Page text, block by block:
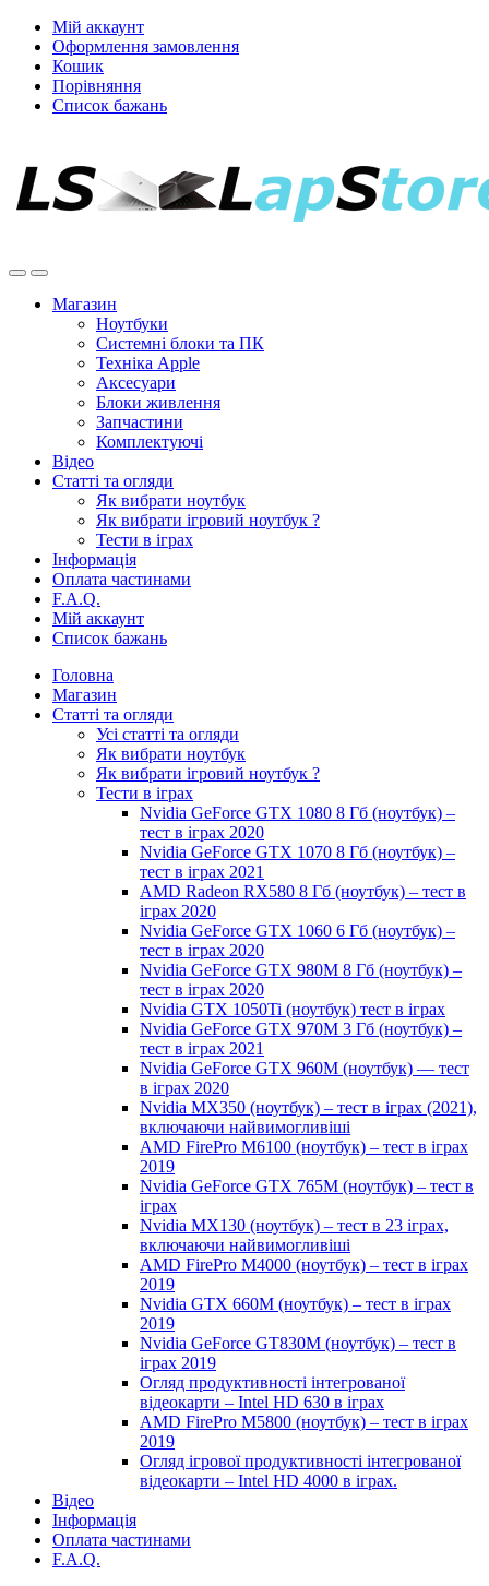
Мій аккаунт
Оформлення замовлення
Кошик
Порівняння
Список бажань
Магазин
Ноутбуки
Системні блоки та ПК
Техніка Apple
Аксесуари
Блоки живлення
Запчастини
Комплектуючі
Відео
Статті та огляди
Як вибрати ноутбук
Як вибрати ігровий ноутбук ?
Тести в іграх
Інформація
Оплата частинами
F.A.Q.
Мій аккаунт
Список бажань
Головна
Магазин
Статті та огляди
Усі статті та огляди
Як вибрати ноутбук
Як вибрати ігровий ноутбук ?
Тести в іграх
Nvidia GeForce GTX 1080 8 Гб (ноутбук) –
тест в іграх 2020
Nvidia GeForce GTX 1070 8 Гб (ноутбук) –
тест в іграх 2021
AMD Radeon RX580 8 Гб (ноутбук) – тест в
іграх 2020
Nvidia GeForce GTX 1060 6 Гб (ноутбук) –
тест в іграх 2020
Nvidia GeForce GTX 980M 8 Гб (ноутбук) –
тест в іграх 2020
Nvidia GTX 1050Ti (ноутбук) тест в іграх
Nvidia GeForce GTX 970M 3 Гб (ноутбук) –
тест в іграх 2021
Nvidia GeForce GTX 960M (ноутбук) — тест
в іграх 2020
Nvidia MX350 (ноутбук) – тест в іграх (2021),
включаючи найвимогливіші
AMD FirePro M6100 (ноутбук) – тест в іграх
2019
Nvidia GeForce GTX 765M (ноутбук) – тест в
іграх
Nvidia MX130 (ноутбук) – тест в 23 іграх,
включаючи найвимогливіші
AMD FirePro M4000 (ноутбук) – тест в іграх
2019
Nvidia GTX 660M (ноутбук) – тест в іграх
2019
Nvidia GeForce GT830M (ноутбук) – тест в
іграх 2019
Огляд продуктивності інтегрованої
відеокарти – Intel HD 630 в іграх
AMD FirePro M5800 (ноутбук) – тест в іграх
2019
Огляд ігрової продуктивності інтегрованої
відеокарти – Intel HD 4000 в іграх.
Відео
Інформація
Оплата частинами
F.A.Q.